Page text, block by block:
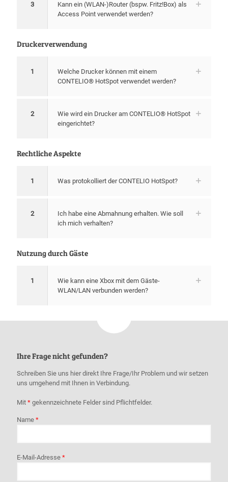
3
Kann ein (WLAN-)Router (bspw. Fritz!Box) als
Access Point verwendet werden?
Druckerverwendung
1
Welche Drucker können mit einem
CONTELIO­® HotSpot verwendet werden?
2
Wie wird ein Drucker am CONTELIO­® HotSpot
eingerichtet?
Rechtliche Aspekte
1 Was protokolliert der CONTELIO HotSpot?
2
Ich habe eine Abmahnung erhalten. Wie soll
ich mich verhalten?
Nutzung durch Gäste
1
Wie kann eine Xbox mit dem Gäste-
WLAN/LAN verbunden werden?
Ihre Frage nicht gefunden?
Schreiben Sie uns hier direkt Ihre Frage/Ihr Problem und wir setzen
uns umgehend mit Ihnen in Verbindung.
Mit * gekennzeichnete Felder sind Pflichtfelder.
Name *
E-Mail-Adresse *